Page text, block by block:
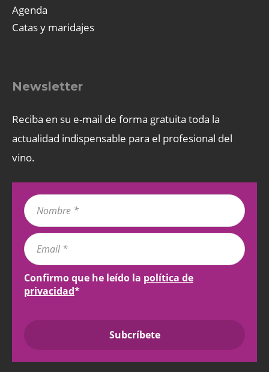
Agenda
Catas y maridajes
Newsletter
Reciba en su e-mail de forma gratuita toda la
actualidad indispensable para el profesional del
vino.
Confirmo que he leído la política de
privacidad*